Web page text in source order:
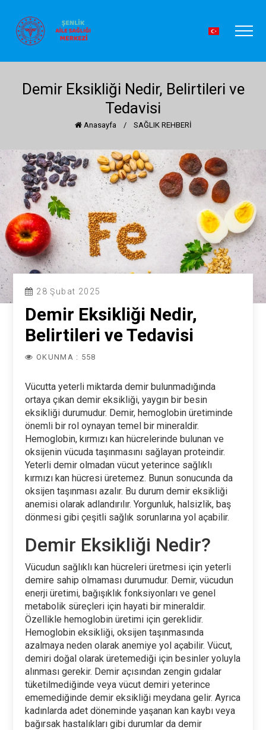
Demir Eksikliği Nedir, Belirtileri ve
Tedavisi
Anasayfa / SAĞLIK REHBERİ
28 Şubat 2025
Demir Eksikliği Nedir,
Belirtileri ve Tedavisi
OKUNMA : 558
Vücutta yeterli miktarda demir bulunmadığında
ortaya çıkan demir eksikliği, yaygın bir besin
eksikliği durumudur. Demir, hemoglobin üretiminde
önemli bir rol oynayan temel bir mineraldir.
Hemoglobin, kırmızı kan hücrelerinde bulunan ve
oksijenin vücuda taşınmasını sağlayan proteindir.
Yeterli demir olmadan vücut yeterince sağlıklı
kırmızı kan hücresi üretemez. Bunun sonucunda da
oksijen taşınması azalır. Bu durum demir eksikliği
anemisi olarak adlandırılır. Yorgunluk, halsizlik, baş
dönmesi gibi çeşitli sağlık sorunlarına yol açabilir.
Demir Eksikliği Nedir?
Vücudun sağlıklı kan hücreleri üretmesi için yeterli
demire sahip olmaması durumudur. Demir, vücudun
enerji üretimi, bağışıklık fonksiyonları ve genel
metabolik süreçleri için hayati bir mineraldir.
Özellikle hemoglobin üretimi için gereklidir.
Hemoglobin eksikliği, oksijen taşınmasında
azalmaya neden olarak anemiye yol açabilir. Vücut,
demiri doğal olarak üretemediği için besinler yoluyla
alınması gerekir. Demir açısından zengin gıdalar
tüketilmediğinde veya vücut demiri yeterince
ememediğinde demir eksikliği meydana gelir. Ayrıca
kadınlarda adet döneminde yaşanan kan kaybı veya
bağırsak hastalıkları gibi durumlar da demir